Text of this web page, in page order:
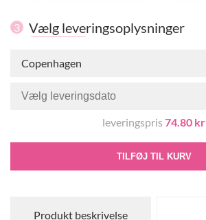
3 Vælg leveringsoplysninger
Copenhagen
leveringspris 74.80 kr
TILFØJ TIL KURV
Produkt beskrivelse